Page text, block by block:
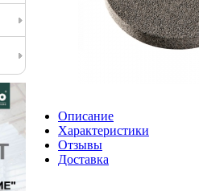
Описание
Характеристики
Отзывы
Доставка